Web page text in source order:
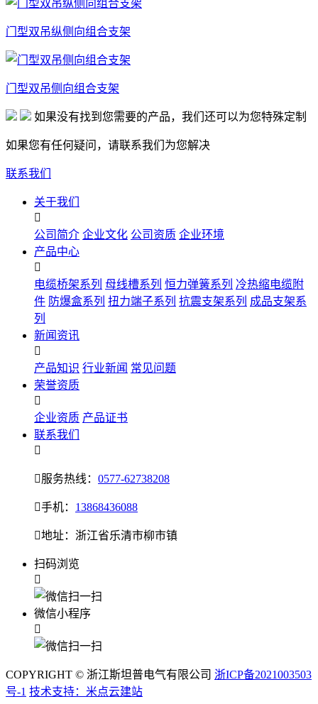
门型双吊纵侧向组合支架
门型双吊侧向组合支架
如果没有找到您需要的产品，我们还可以为您特殊定制
如果您有任何疑问，请联系我们为您解决
联系我们
关于我们

公司简介 企业文化 公司资质 企业环境
产品中心

电缆桥架系列 母线槽系列 恒力弹簧系列 冷热缩电缆附
件 防爆盒系列 扭力端子系列 抗震支架系列 成品支架系
列
新闻资讯

产品知识 行业新闻 常见问题
荣誉资质

企业资质 产品证书
联系我们

服务热线： 0577-62738208
手机： 13868436088
地址：浙江省乐清市柳市镇
扫码浏览

微信小程序

COPYRIGHT © 浙江斯坦普电气有限公司 浙ICP备2021003503
号-1 技术支持：米点云建站